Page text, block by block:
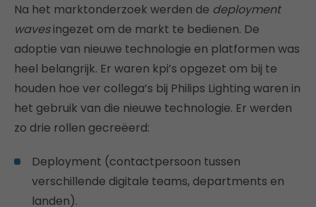
Na het marktonderzoek werden de deployment
wavesingezet om de markt te bedienen. De
adoptie van nieuwe technologie en platformen was
heel belangrijk. Er waren kpi’s opgezet om bij te
houden hoe ver collega’s bij Philips Lighting waren in
het gebruik van die nieuwe technologie. Er werden
zo drie rollen gecreëerd:
Deployment (contactpersoon tussen
verschillende digitale teams, departments en
landen).